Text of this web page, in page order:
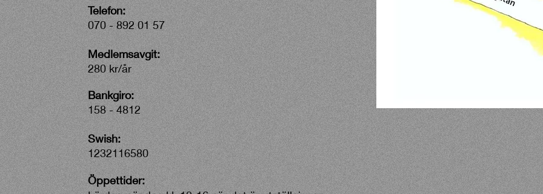
Telefon:
070 - 892 01 57
Medlemsavgit:
280 kr/år
Bankgiro:
158 - 4812
Swish:
1232116580
Öppettider: